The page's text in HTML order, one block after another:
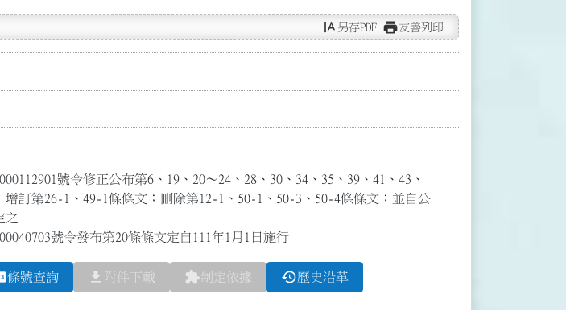
text_rotate_vertical 另存PDF print友善列印
號令修正公布第6、19、20～24、28、30、34、35、39、41、43、
增訂第26-1、49-1條條文；刪除第12-1、50-1、50-3、50-4條條文；並自公
之
號令發布第20條條文定自111年1月1日施行
條號查詢 file_download 附件下載 extension制定依據 history歷史沿革